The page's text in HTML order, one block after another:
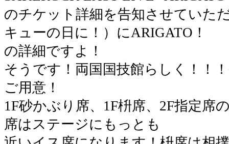
のチケット詳細を告知させていた
キューの日に！）にARIGATO！
の詳細ですよ！
そうです！両国国技館らしく！！
ご用意！
1F砂かぶり席、1F枡席、2F指定席
席はステージにもっとも